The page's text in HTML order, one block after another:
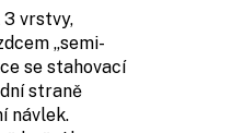
3 vrstvy,
„semi-
se stahovací
straně
návlek.